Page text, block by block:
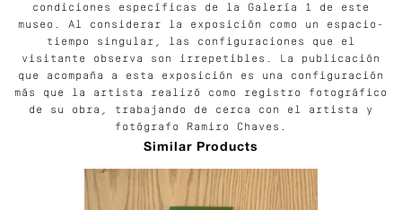
condiciones específicas de la Galería 1 de este
museo. Al considerar la exposición como un espacio-
tiempo singular, las configuraciones que el
visitante observa son irrepetibles. La publicación
que acompaña a esta exposición es una configuración
más que la artista realizó como registro fotográfico
de su obra, trabajando de cerca con el artista y
fotógrafo Ramiro Chaves.
Similar Products